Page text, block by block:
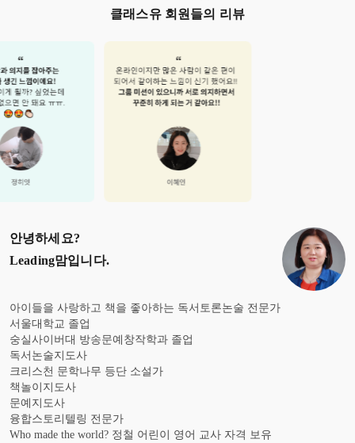
클래스유 회원들의 리뷰
안녕하세요?
Leading맘입니다.
아이들을 사랑하고 책을 좋아하는 독서토론논술 전문가
서울대학교 졸업
숭실사이버대 방송문예창작학과 졸업
독서논술지도사
크리스천 문학나무 등단 소설가
책놀이지도사
문예지도사
융합스토리텔링 전문가
Who made the world? 정철 어린이 영어 교사 자격 보유